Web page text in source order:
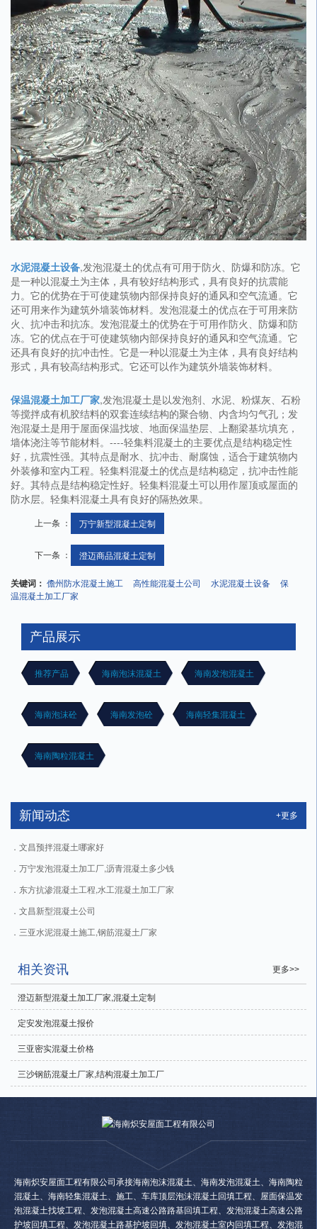
水泥混凝土设备,发泡混凝土的优点有可用于防火、防爆和防冻。它
是一种以混凝土为主体，具有较好结构形式，具有良好的抗震能
力。它的优势在于可使建筑物内部保持良好的通风和空气流通。它
还可用来作为建筑外墙装饰材料。发泡混凝土的优点在于可用来防
火、抗冲击和抗冻。发泡混凝土的优势在于可用作防火、防爆和防
冻。它的优点在于可使建筑物内部保持良好的通风和空气流通。它
还具有良好的抗冲击性。它是一种以混凝土为主体，具有良好结构
形式，具有较高结构形式。它还可以作为建筑外墙装饰材料。
保温混凝土加工厂家,发泡混凝土是以发泡剂、水泥、粉煤灰、石粉
等搅拌成有机胶结料的双套连续结构的聚合物、内含均匀气孔；发
泡混凝土是用于屋面保温找坡、地面保温垫层、上翻梁基坑填充，
墙体浇注等节能材料。----轻集料混凝土的主要优点是结构稳定性
好，抗震性强。其特点是耐水、抗冲击、耐腐蚀，适合于建筑物内
外装修和室内工程。轻集料混凝土的优点是结构稳定，抗冲击性能
好。其特点是结构稳定性好。轻集料混凝土可以用作屋顶或屋面的
防水层。轻集料混凝土具有良好的隔热效果。
上一条 ： 万宁新型混凝土定制
下一条 ： 澄迈商品混凝土定制
关键词： 儋州防水混凝土施工 高性能混凝土公司 水泥混凝土设备
保
温混凝土加工厂家
产品展示
推荐产品 海南泡沫混凝土 海南发泡混凝土
海南泡沫砼 海南发泡砼 海南轻集混凝土
海南陶粒混凝土
新闻动态 +更多
文昌预拌混凝土哪家好
万宁发泡混凝土加工厂,沥青混凝土多少钱
东方抗渗混凝土工程,水工混凝土加工厂家
文昌新型混凝土公司
三亚水泥混凝土施工,钢筋混凝土厂家
相关资讯 更多>>
澄迈新型混凝土加工厂家,混凝土定制
定安发泡混凝土报价
三亚密实混凝土价格
三沙钢筋混凝土厂家,结构混凝土加工厂
海南炽安屋面工程有限公司承接海南泡沫混凝土、海南发泡混凝土、海南陶粒
混凝土、海南轻集混凝土、施工、车库顶层泡沫混凝土回填工程、屋面保温发
泡混凝土找坡工程、发泡混凝土高速公路路基回填工程、发泡混凝土高速公路
护坡回填工程、发泡混凝土路基护坡回填、发泡混凝土室内回填工程、发泡混